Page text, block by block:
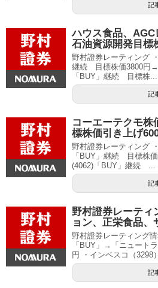
記
ハウス食品、AGC
石油資源開発目標
野村證券レーティング
継続 目標株価3800円
「BUY」継続 目標株...
記
コーエーテクモ株
標株価引き上げ
野村證券レーティング
「BUY」継続 目標株
(4062)「BUY」継続 ...
記
野村證券レーティ
ョン、正栄食品、
野村證券レーティング
「BUY」→「ニュート
円 ・インベスコ（
記